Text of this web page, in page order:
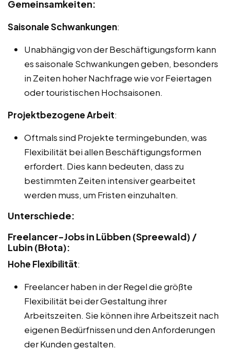
Gemeinsamkeiten:
Saisonale Schwankungen:
Unabhängig von der Beschäftigungsform kann
es saisonale Schwankungen geben, besonders
in Zeiten hoher Nachfrage wie vor Feiertagen
oder touristischen Hochsaisonen.
Projektbezogene Arbeit:
Oftmals sind Projekte termingebunden, was
Flexibilität bei allen Beschäftigungsformen
erfordert. Dies kann bedeuten, dass zu
bestimmten Zeiten intensiver gearbeitet
werden muss, um Fristen einzuhalten.
Unterschiede:
Freelancer-Jobs in Lübben (Spreewald) /
Lubin (Błota):
Hohe Flexibilität:
Freelancer haben in der Regel die größte
Flexibilität bei der Gestaltung ihrer
Arbeitszeiten. Sie können ihre Arbeitszeit nach
eigenen Bedürfnissen und den Anforderungen
der Kunden gestalten.